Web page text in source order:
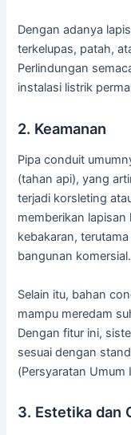
Dengan adanya
terkelupas, patah,
Perlindungan
instalasi listrik
2. Keamanan
Pipa conduit
(tahan api), yang
terjadi korsleting
memberikan
kebakaran,
bangunan komersial.
Selain itu, bahan
mampu meredam
Dengan fitur ini,
sesuai dengan
(Persyaratan Umum
3. Estetika dan